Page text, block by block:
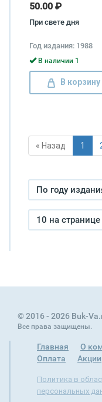
50.00 ₽
При свете дня
Год издания: 1988
В наличии 1
В корзину
« Назад 1
По году
10 на странице
© 2016 - 2026 Buk-
Все права защищены.
Главная О
Оплата
Акции
Политика в
персональных